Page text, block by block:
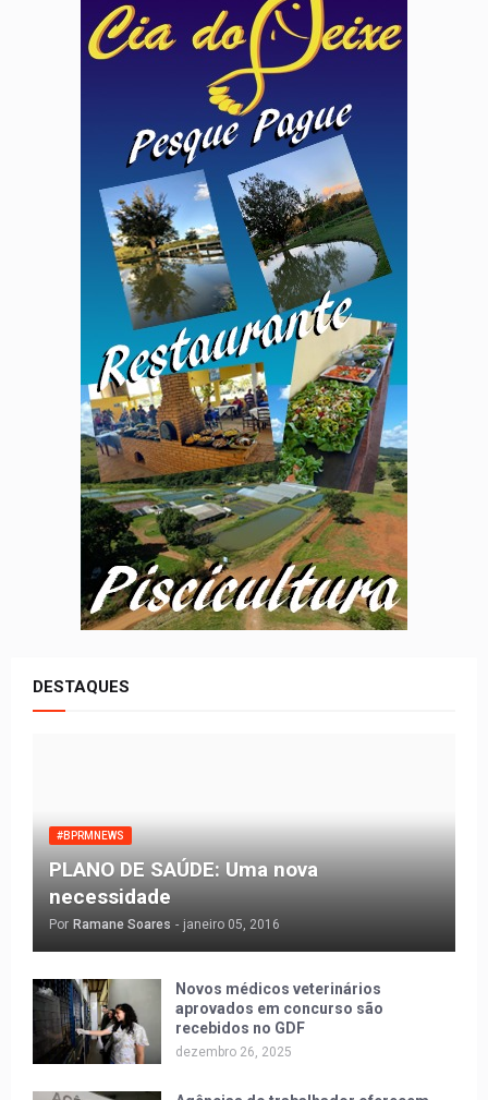
DESTAQUES
#BPRMNEWS
PLANO DE SAÚDE: Uma nova
necessidade
Por Ramane Soares - janeiro 05, 2016
Novos médicos veterinários
aprovados em concurso são
recebidos no GDF
dezembro 26, 2025